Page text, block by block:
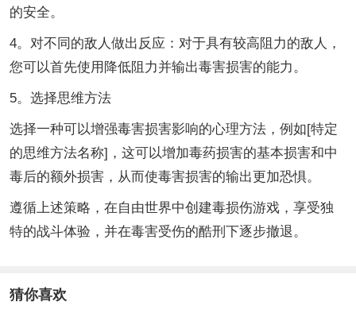
的安全。
4。对不同的敌人做出反应：对于具有较高阻力的敌人，
您可以首先使用降低阻力并输出毒害损害的能力。
5。选择思维方法
选择一种可以增强毒害损害影响的心理方法，例如[特定
的思维方法名称]，这可以增加毒药损害的基本损害和中
毒后的额外损害，从而使毒害损害的输出更加恐惧。
遵循上述策略，在自由世界中创建毒损伤游戏，享受独
特的战斗体验，并在毒害受伤的酷刑下逐步撤退。
猜你喜欢